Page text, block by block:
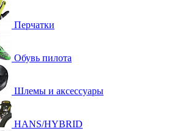
Перчатки
Обувь пилота
Шлемы и аксессуары
HANS/HYBRID